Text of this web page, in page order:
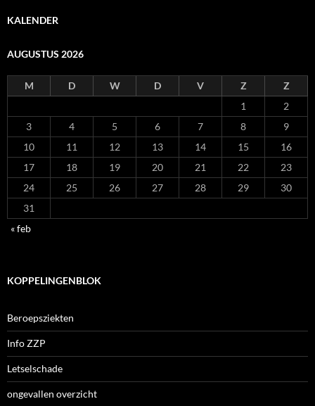
KALENDER
AUGUSTUS 2026
M D W D V Z
Z
1
2
3
4 5 6 7 8
9
10
11 12 13 14 15
16
17
18 19 20 21 22
23
24
25 26 27 28 29
30
31
« feb
KOPPELINGENBLOK
Beroepsziekten
Info ZZP
Letselschade
ongevallen overzicht